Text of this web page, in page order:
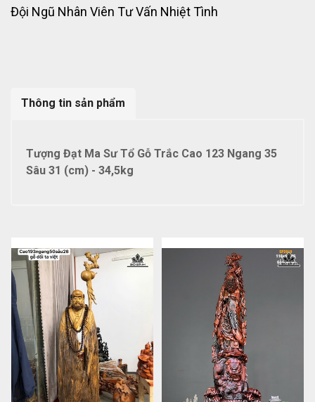
Đội Ngũ Nhân Viên Tư Vấn Nhiệt Tình
Thông tin sản phẩm
Tượng Đạt Ma Sư Tổ Gỗ Trắc Cao 123 Ngang 35
Sâu 31 (cm) - 34,5kg